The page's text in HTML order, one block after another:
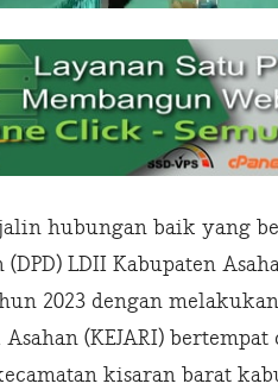
hubungan baik yang
(DPD) LDII Kabupaten
2023 dengan
(KEJARI)
kisaran barat